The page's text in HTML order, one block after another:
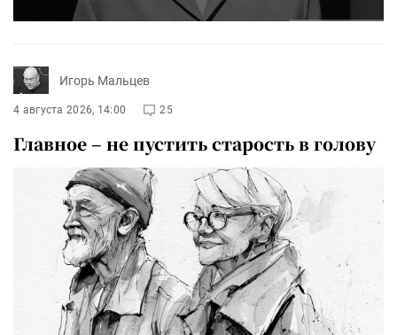
Игорь Мальцев
4 августа 2026, 14:00 25
Главное – не пустить старость в голову